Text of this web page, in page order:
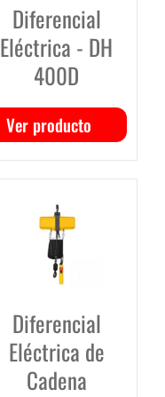
Diferencial
Eléctrica - DH
400D
Ver producto
Diferencial
Eléctrica de
Cadena